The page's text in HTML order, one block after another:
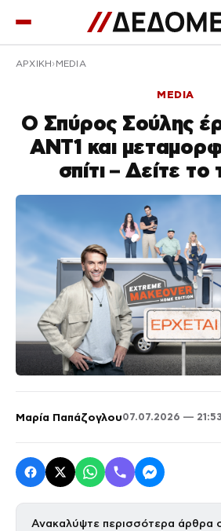
ΑΡΧΙΚΉ MEDIA
MEDIA
Ο Σπύρος Σούλης
ΑΝΤ1 και
σπίτι – Δείτε το
Μαρία Παπάζογλου07.07.2026 — 21:53
Ανακαλύψτε περισσότερα άρθρα